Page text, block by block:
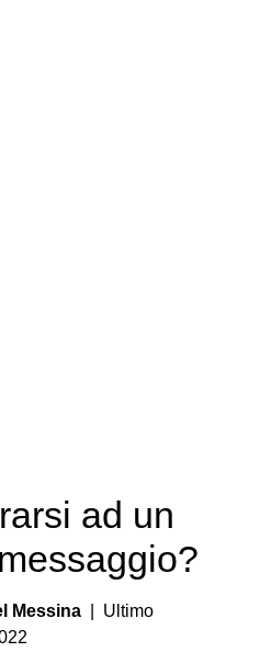
ad un
Messina | Ultimo